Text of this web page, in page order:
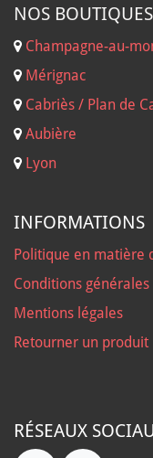
NOS BOUTIQUES
Champagne-au-
Mérignac
Cabriès / Plan de
Aubière
Lyon
INFORMATIONS
Politique en matière
Conditions
Mentions légales
Retourner un produit
RÉSEAUX